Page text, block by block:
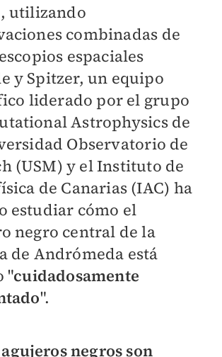
utilizando
combinadas de
espaciales
y Spitzer, un equipo
liderado por el grupo
Astrophysics de
Observatorio de
(USM) y el Instituto de
de Canarias (IAC) ha
estudiar cómo el
negro central de la
de Andrómeda está
"cuidadosamente
".
negros son